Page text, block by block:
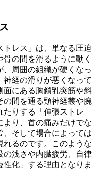
レス」は、単なる圧迫
の間を滑るように動く
周囲の組織が硬くなっ
経の滑りが悪くなって
面にある胸鎖乳突筋や斜
の間を通る頸神経叢や腕
りする「伸張ストレ
より、首の痛みだけでな
、そして場合によっては
るのです。このような
の浅さや内臓疲労、自律
化」する理由となりま